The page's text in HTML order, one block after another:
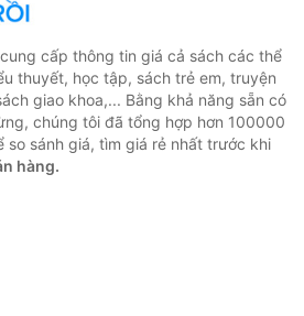
cấp thông tin giá cả sách các thể
thuyết, học tập, sách trẻ em, truyện
giao khoa,... Bằng khả năng sẵn có
chúng tôi đã tổng hợp hơn 100000
so sánh giá, tìm giá rẻ nhất trước khi
hàng.